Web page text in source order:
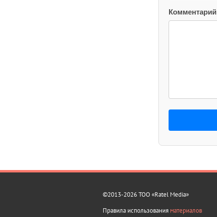
Комментарий
©2013-2026 ТОО «Ratel Media»
Правила использования материалов